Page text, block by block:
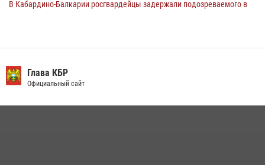
В Кабардино-Балкарии росгвардейцы задержали подозреваемого в
округе Росгвардии
09 июля 2026, 08:36
Глава КБР
Официальный сайт